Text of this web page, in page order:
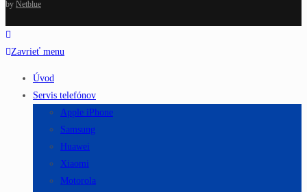
by Netblue
Zavrieť menu
Úvod
Servis telefónov
Apple iPhone
Samsung
Huawei
Xiaomi
Motorola